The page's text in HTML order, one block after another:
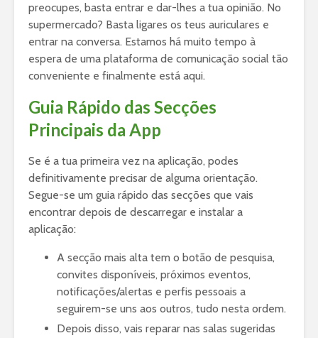
preocupes, basta entrar e dar-lhes a tua opinião. No
supermercado? Basta ligares os teus auriculares e
entrar na conversa. Estamos há muito tempo à
espera de uma plataforma de comunicação social tão
conveniente e finalmente está aqui.
Guia Rápido das Secções
Principais da App
Se é a tua primeira vez na aplicação, podes
definitivamente precisar de alguma orientação.
Segue-se um guia rápido das secções que vais
encontrar depois de descarregar e instalar a
aplicação:
A secção mais alta tem o botão de pesquisa,
convites disponíveis, próximos eventos,
notificações/alertas e perfis pessoais a
seguirem-se uns aos outros, tudo nesta ordem.
Depois disso, vais reparar nas salas sugeridas